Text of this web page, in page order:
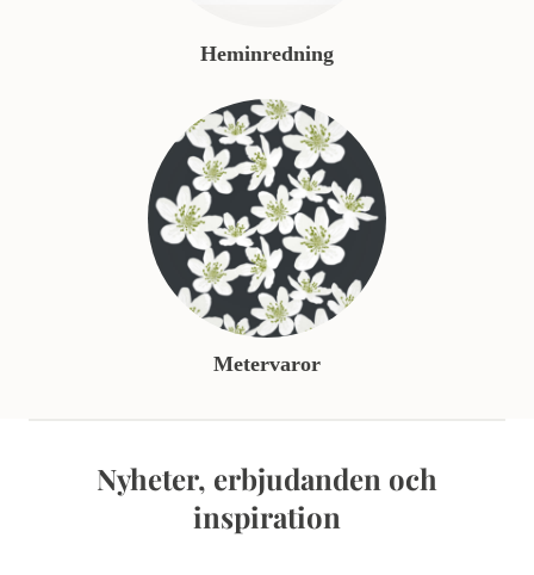
Heminredning
Metervaror
Nyheter, erbjudanden och
inspiration